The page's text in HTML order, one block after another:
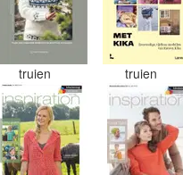
truien truien